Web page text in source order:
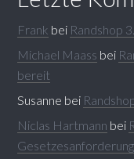
Frank bei Randshop
Michael Maass bei
bereit
Susanne bei
Niclas Hartmann bei